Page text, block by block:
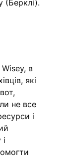
(Берклі).
Wisey, в
які
не все
і